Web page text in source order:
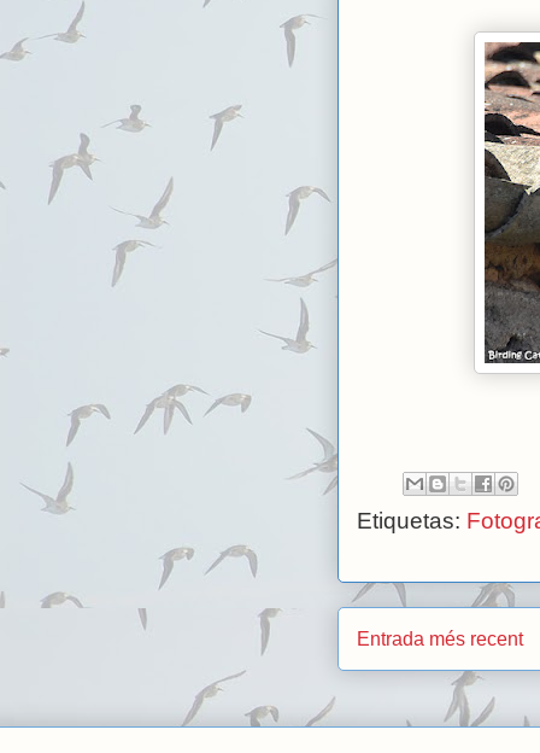
Etiquetas:
Entrada més recent